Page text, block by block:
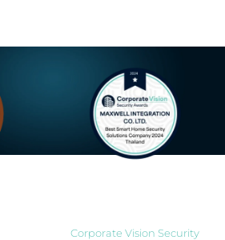
Corporate Vision Security